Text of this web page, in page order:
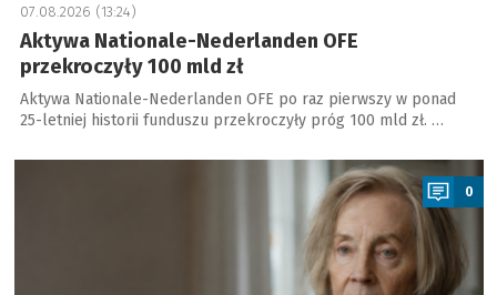
07.08.2026 (13:24)
Aktywa Nationale-Nederlanden OFE
przekroczyły 100 mld zł
Aktywa Nationale-Nederlanden OFE po raz pierwszy w ponad
25-letniej historii funduszu przekroczyły próg 100 mld zł. …
a
0